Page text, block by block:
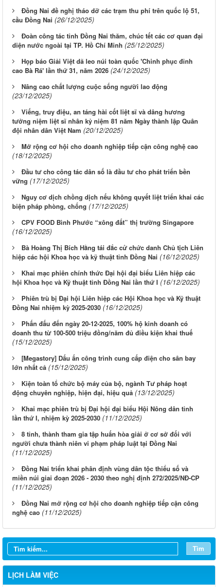
Đồng Nai đề nghị tháo dỡ các trạm thu phí trên quốc lộ 51,
cầu Đồng Nai (26/12/2025)
Đoàn công tác tỉnh Đồng Nai thăm, chúc tết các cơ quan đại
diện nước ngoài tại TP. Hồ Chí Minh (25/12/2025)
Họp báo Giải Việt dã leo núi toàn quốc 'Chinh phục đỉnh
cao Bà Rá' lần thứ 31, năm 2026 (24/12/2025)
Nâng cao chất lượng cuộc sống người lao động
(23/12/2025)
Viếng, truy điệu, an táng hài cốt liệt sĩ và dâng hương
tưởng niệm liệt sĩ nhân kỷ niệm 81 năm Ngày thành lập Quân
đội nhân dân Việt Nam (20/12/2025)
Mở rộng cơ hội cho doanh nghiệp tiếp cận công nghệ cao
(18/12/2025)
Đầu tư cho công tác dân số là đầu tư cho phát triển bền
vững (17/12/2025)
Nguy cơ dịch chồng dịch nếu không quyết liệt triển khai các
biện pháp phòng, chống (17/12/2025)
CPV FOOD Bình Phước “xông đất” thị trường Singapore
(16/12/2025)
Bà Hoàng Thị Bích Hằng tái đắc cử chức danh Chủ tịch Liên
hiệp các hội Khoa học và kỹ thuật tỉnh Đồng Nai (16/12/2025)
Khai mạc phiên chính thức Đại hội đại biểu Liên hiệp các
hội Khoa học và Kỹ thuật tỉnh Đồng Nai lần thứ I (16/12/2025)
Phiên trù bị Đại hội Liên hiệp các Hội Khoa học và Kỹ thuật
Đồng Nai nhiệm kỳ 2025-2030 (16/12/2025)
Phấn đấu đến ngày 20-12-2025, 100% hộ kinh doanh có
doanh thu từ 100-500 triệu đồng/năm đủ điều kiện khai thuế
(15/12/2025)
[Megastory] Dấu ấn công trình cung cấp điện cho sân bay
lớn nhất cả (15/12/2025)
Kiện toàn tổ chức bộ máy của bộ, ngành Tư pháp hoạt
động chuyên nghiệp, hiện đại, hiệu quả (13/12/2025)
Khai mạc phiên trù bị Đại hội đại biểu Hội Nông dân tỉnh
lần thứ I, nhiệm kỳ 2025-2030 (11/12/2025)
8 tỉnh, thành tham gia tập huấn hòa giải ở cơ sở đối với
người chưa thành niên vi phạm pháp luật tại Đồng Nai
(11/12/2025)
Đồng Nai triển khai phân định vùng dân tộc thiểu số và
miền núi giai đoạn 2026 - 2030 theo nghị định 272/2025/NĐ-CP
(11/12/2025)
Đồng Nai mở rộng cơ hội cho doanh nghiệp tiếp cận công
nghệ cao (11/12/2025)
Tìm
LỊCH LÀM VIỆC
Từ ngày 03/8/2026 đến ngày 09/8/2026
Từ ngày 27/7/2026 đến ngày 02/8/2026
Từ ngày 20/7/2026 đến ngày 26/7/2026
Từ ngày 13/7/2026 đến ngày 18/7/2026